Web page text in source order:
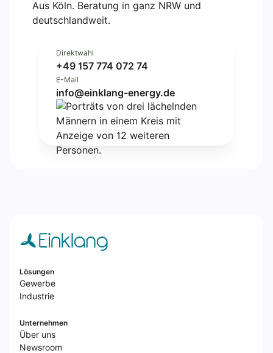
Aus Köln. Beratung in ganz NRW und
deutschlandweit.
Direktwahl
+49 157 774 072 74
E-Mail
info@einklang-energy.de
Lösungen
Gewerbe
Industrie
Unternehmen
Über uns
Newsroom